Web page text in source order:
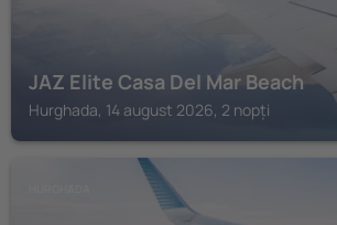
JAZ Elite Casa Del Mar Beach
Hurghada, 14 august 2026, 2 nopți